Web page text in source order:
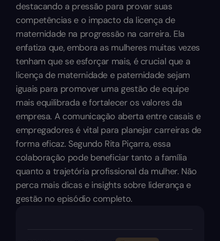
destacando a pressão para provar suas
competências e o impacto da licença de
maternidade na progressão na carreira. Ela
enfatiza que, embora as mulheres muitas vezes
tenham que se esforçar mais, é crucial que a
licença de maternidade e paternidade sejam
iguais para promover uma gestão de equipe
mais equilibrada e fortalecer os valores da
empresa. A comunicação aberta entre casais e
empregadores é vital para planejar carreiras de
forma eficaz. Segundo Rita Piçarra, essa
colaboração pode beneficiar tanto a família
quanto a trajetória profissional da mulher. Não
perca mais dicas e insights sobre liderança e
gestão no episódio completo.